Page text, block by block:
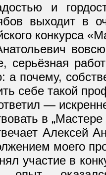
и
выходит в
конкурса
серьёзная
а почему,
себе такой
—
в „Мастере
Алексей
моего
участие в